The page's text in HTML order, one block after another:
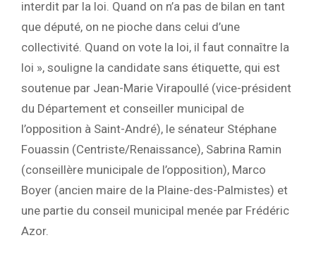
interdit par la loi. Quand on n’a pas de bilan en tant
que député, on ne pioche dans celui d’une
collectivité. Quand on vote la loi, il faut connaître la
loi », souligne la candidate sans étiquette, qui est
soutenue par Jean-Marie Virapoullé (vice-président
du Département et conseiller municipal de
l’opposition à Saint-André), le sénateur Stéphane
Fouassin (Centriste/Renaissance), Sabrina Ramin
(conseillère municipale de l’opposition), Marco
Boyer (ancien maire de la Plaine-des-Palmistes) et
une partie du conseil municipal menée par Frédéric
Azor.